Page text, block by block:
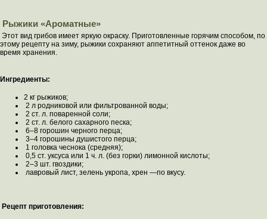
Рыжики «Ароматные»
Этот вид грибов имеет яркую окраску. Приготовленные горячим способом, по
этому рецепту на зиму, рыжики сохраняют аппетитный оттенок даже во
время хранения.
Ингредиенты:
2 кг рыжиков;
2 л родниковой или фильтрованной воды;
2 ст. л. поваренной соли;
2 ст. л. белого сахарного песка;
6–8 горошин черного перца;
3–4 горошины душистого перца;
1 головка чеснока (средняя);
0,5 ст. уксуса или 1 ч. л. (без горки) лимонной кислоты;
2–3 шт. гвоздики;
лавровый лист, зелень укропа, хрен —по вкусу.
Рецепт приготовления: